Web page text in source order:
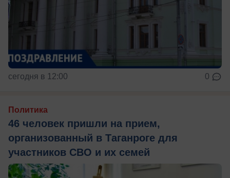
сегодня в 12:00 0
Политика
46 человек пришли на прием,
организованный в Таганроге для
участников СВО и их семей